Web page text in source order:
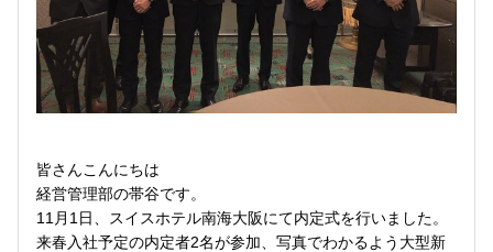
皆さんこんにちは
経営管理部の帯谷です。
11月1日、スイスホテル南海大阪にて内定式を行いました。
来春入社予定の内定者2名が参加、写真でわかるよう大型新